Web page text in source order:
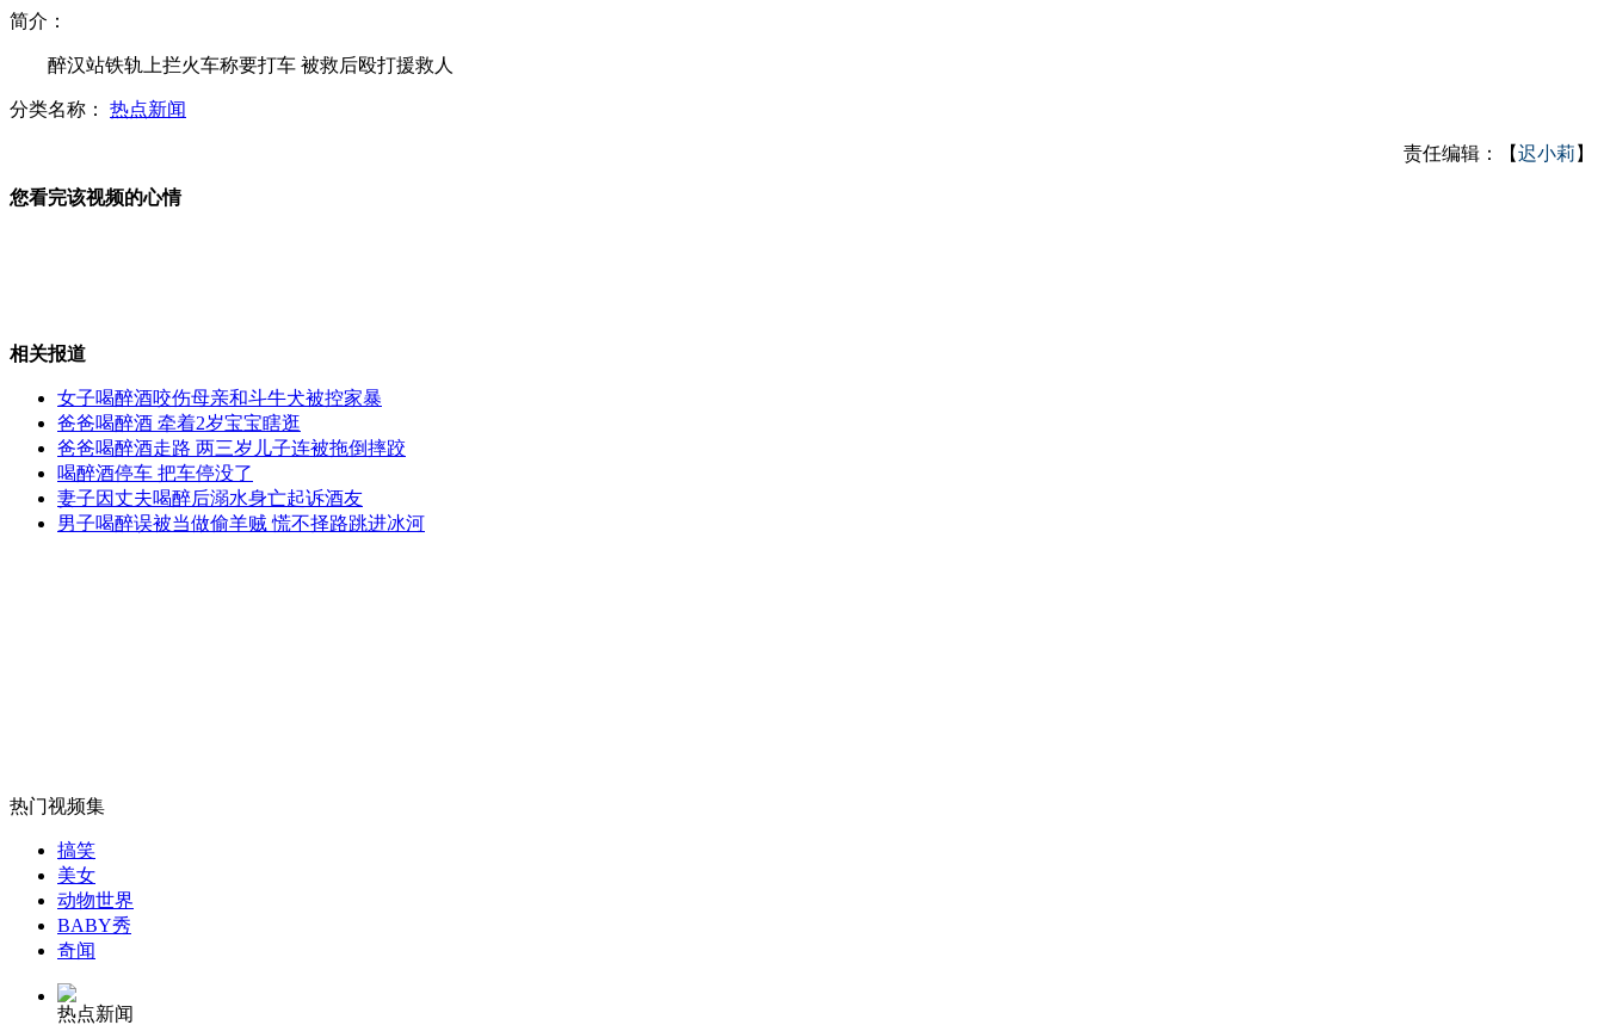
老汉身家千万坐公交制止色狼被打
媒体猜测iPhone5最新效果图出炉
男子微信寻艳遇 酒店开房被偷裤子
无痛分娩是否安全 医生回应
外交部：反对强权政治霸凌主义
简介：
醉汉站铁轨上拦火车称要打车 被救后殴打援救人
分类名称： 热点新闻
责任编辑：【迟小莉 】
您看完该视频的心情
相关报道
女子喝醉酒咬伤母亲和斗牛犬被控家暴
爸爸喝醉酒 牵着2岁宝宝瞎逛
爸爸喝醉酒走路 两三岁儿子连被拖倒摔跤
喝醉酒停车 把车停没了
妻子因丈夫喝醉后溺水身亡起诉酒友
男子喝醉误被当做偷羊贼 慌不择路跳进冰河
热门视频集
搞笑
美女
动物世界
BABY秀
奇闻
热点新闻